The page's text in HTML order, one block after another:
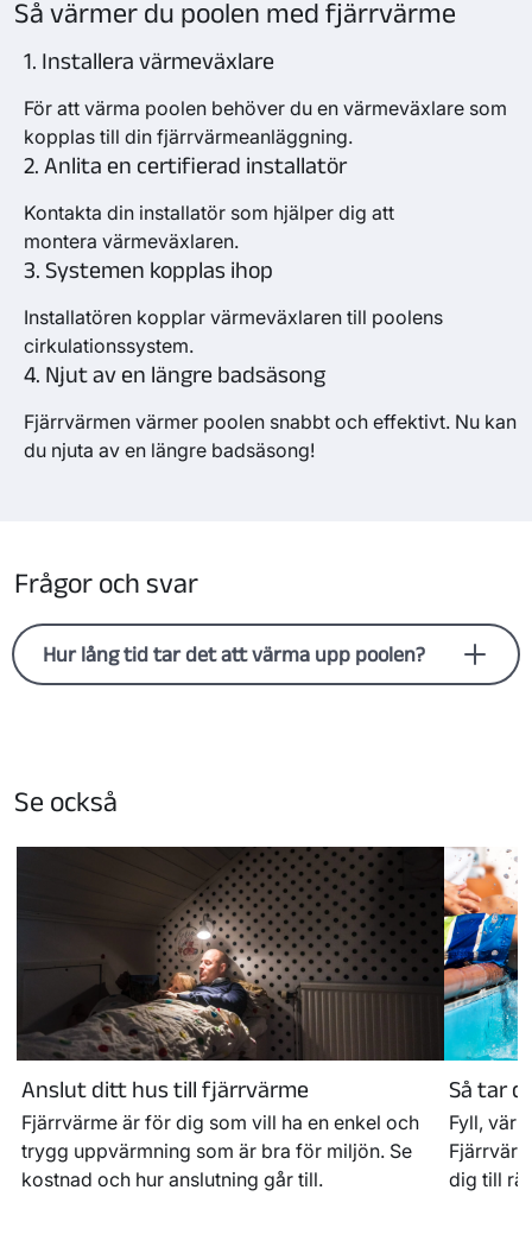
Så värmer du poolen med fjärrvärme
1. Installera värmeväxlare
För att värma poolen behöver du en värmeväxlare som
kopplas till din fjärrvärmeanläggning.
2. Anlita en certifierad installatör
Kontakta din installatör som hjälper dig att
montera värmeväxlaren.
3. Systemen kopplas ihop
Installatören kopplar värmeväxlaren till poolens
cirkulationssystem.
4. Njut av en längre badsäsong
Fjärrvärmen värmer poolen snabbt och effektivt. Nu kan
du njuta av en längre badsäsong!
Frågor och svar
Hur lång tid tar det att värma upp poolen?
dygn att värma en pool på 50 m³ om vattnet värms
Se också
Anslut ditt hus till fjärrvärme
Fjärrvärme är för dig som vill ha en enkel och
trygg uppvärmning som är bra för miljön. Se
kostnad och hur anslutning går till.
Så tar
Fyll,
dig till